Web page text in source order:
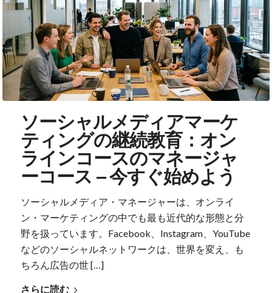
ソーシャルメディアマーケ
ティングの継続教育：オン
ラインコースのマネージャ
ーコース – 今すぐ始めよう
ソーシャルメディア・マネージャーは、オンライ
ン・マーケティングの中でも最も近代的な形態と分
野を扱っています。Facebook、Instagram、YouTube
などのソーシャルネットワークは、世界を変え、も
ちろん広告の世 […]
さらに読む